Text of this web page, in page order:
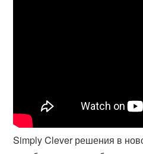
Simply Clever решения в